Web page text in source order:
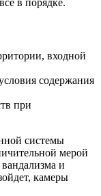
входной
содержания
при
системы
мерой
и
камеры